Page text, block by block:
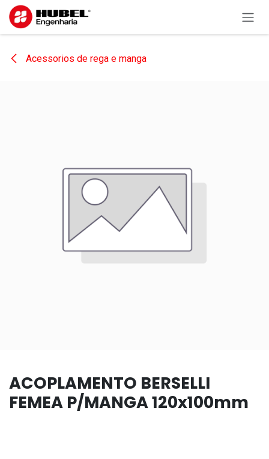
Pular para o conteúdo
Acessorios de rega e manga
ACOPLAMENTO BERSELLI
FEMEA P/MANGA 120x100mm